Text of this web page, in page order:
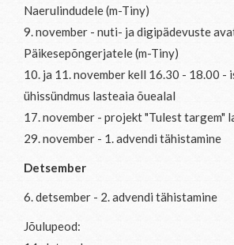
Naerulindudele (m-Tiny)
9. november - nuti- ja digipädevuste
Päikesepõngerjatele (m-Tiny)
10. ja 11. november kell 16.30 - 18.00 -
ühissündmus lasteaia õuealal
17. november - projekt "Tulest targem"
29. november - 1. advendi tähistamine
Detsember
6. detsember - 2. advendi tähistamine
Jõulupeod: